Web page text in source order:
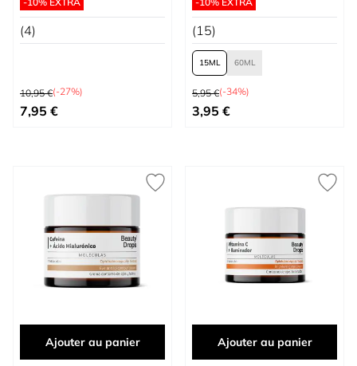
(4)
Prix normal
10,95 €(-27%)
Prix spécial
7,95 €
(15)
15 60
Prix normal
5,95 €(-34%)
À partir de
3,95 €
Ajouter au panier Ajouter au panier